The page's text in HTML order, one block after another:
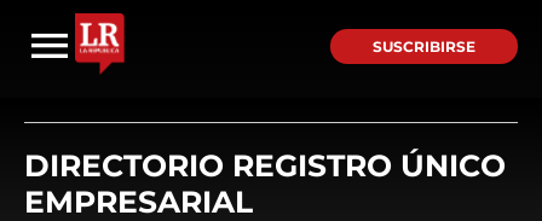
SUSCRIBIRSE
DIRECTORIO REGISTRO ÚNICO
EMPRESARIAL